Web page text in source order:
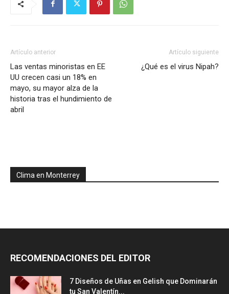
Artículo anterior
Las ventas minoristas en EE
UU crecen casi un 18% en
mayo, su mayor alza de la
historia tras el hundimiento de
abril
Artículo siguiente
¿Qué es el virus Nipah?
Clima en Monterrey
RECOMENDACIONES DEL EDITOR
7 Diseños de Uñas en Gelish que Dominarán
tu San Valentín...